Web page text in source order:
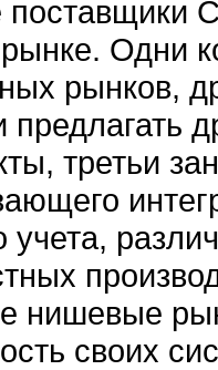
Одни
рынков,
предлагать
третьи
учета,
нишевые
своих